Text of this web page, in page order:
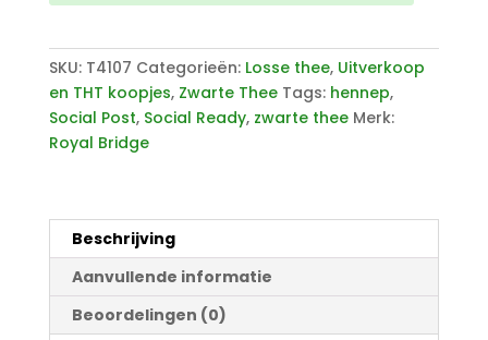
SKU: T4107 Categorieën: Losse thee, Uitverkoop
en THT koopjes, Zwarte Thee Tags: hennep,
Social Post, Social Ready, zwarte thee Merk:
Royal Bridge
Beschrijving
Aanvullende informatie
Beoordelingen (0)